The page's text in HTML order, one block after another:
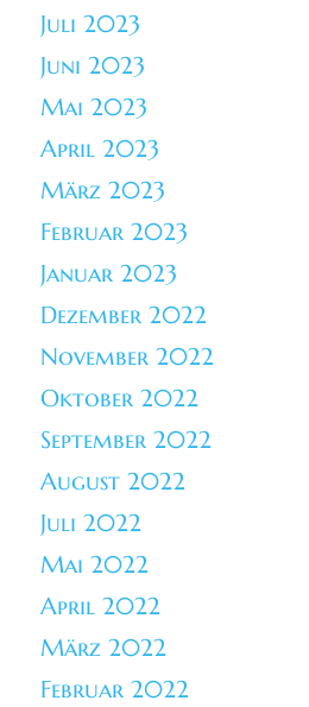
Juli 2023
Juni 2023
Mai 2023
April 2023
März 2023
Februar 2023
Januar 2023
Dezember 2022
November 2022
Oktober 2022
September 2022
August 2022
Juli 2022
Mai 2022
April 2022
März 2022
Februar 2022